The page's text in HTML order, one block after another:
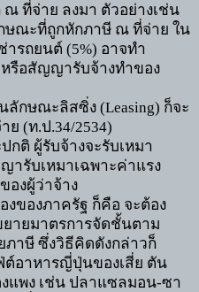
ที่จ่าย ลงมา ตัวอย่างเช่น
ษณะที่ถูกหักภาษี ณ ที่จ่าย ใน
ารถยนต์ (5%) อาจทำ
หรือสัญญารับจ้างทำของ
ลักษณะลิสซิ่ง (Leasing) ก็จะ
ย (ท.ป.34/2534)
ติ ผู้รับจ้างจะรับเหมา
ารับเหมาเฉพาะค่าแรง
องผู้ว่าจ้าง
งของภาครัฐ ก็คือ จะต้อง
ายมาตรการจัดชั้นตาม
ภาษี ซึ่งวิธีคิดดังกล่าวก็
อาหารญี่ปุ่นของเสี่ย ตัน
แพง เช่น ปลาแซลมอน-ซา